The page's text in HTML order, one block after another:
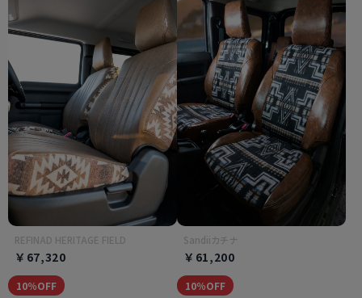
REFINAD HERITAGE FIELD
￥67,320
10％OFF
Sandiiカチナ
￥61,200
10％OFF